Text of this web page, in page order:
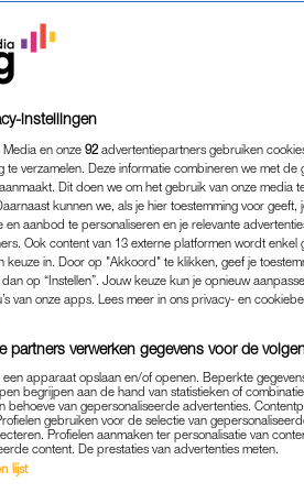
GING: 'HIJ
FAMILIE|LEKKER
03-11-2023 | NIVINE
nieuwe regels bedacht
met de nieuwe
instellingen
en onze 92 advertentiepartners gebruiken
te verzamelen. Deze informatie combineren we met de
Dit doen we om het gebruik van onze media
kunnen we, als je hier toestemming voor
en aanbod te personaliseren en je relevante
Ook content van 13 externe platformen wordt enkel
keuze in. Door op "Akkoord" te klikken, geef je
op “Instellen”. Jouw keuze kun je opnieuw
van onze apps. Lees meer in ons privacy- en
partners verwerken gegevens voor de
apparaat opslaan en/of openen. Beperkte
begrijpen aan de hand van statistieken of
behoeve van gepersonaliseerde advertenties.
gebruiken voor de selectie van
Profielen aanmaken ter personalisatie van
content. De prestaties van advertenties meten.
lijst